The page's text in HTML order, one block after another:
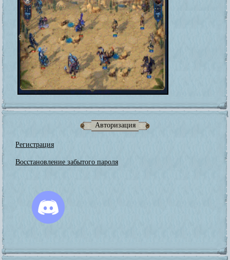
Авторизация
Регистрация
Восстановление забытого пароля